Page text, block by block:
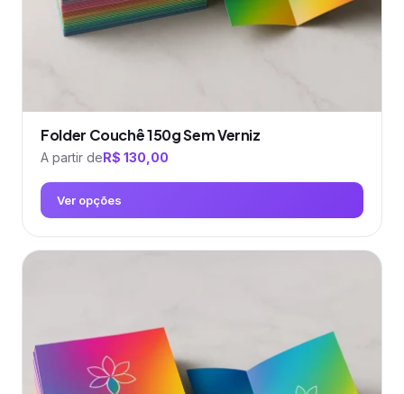
produto
Folder Couchê 150g Sem Verniz
A partir deR$ 130,00
Ver opções
Este
produto
variantes.
As
opções